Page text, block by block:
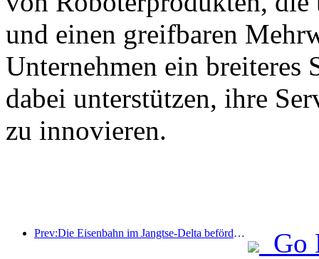
und einen greifbaren
Unternehmen ein breiteres
dabei unterstützen, ihre
zu innovieren.
Prev:Die Eisenbahn im Jangtse-Delta beförderte während der Maifeiertage über 21,38 Millionen Fahrgäste.
Go